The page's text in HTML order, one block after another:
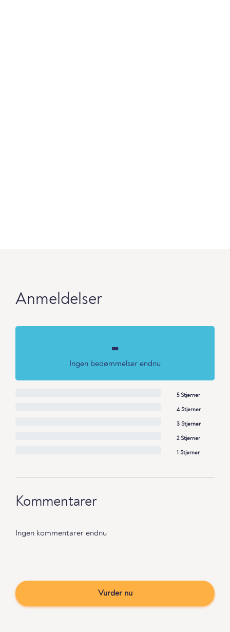
Anmeldelser
-
Ingen bedømmelser endnu
5 Stjerner
4 Stjerner
3 Stjerner
2 Stjerner
1 Stjerner
Kommentarer
Ingen kommentarer endnu
Vurder nu